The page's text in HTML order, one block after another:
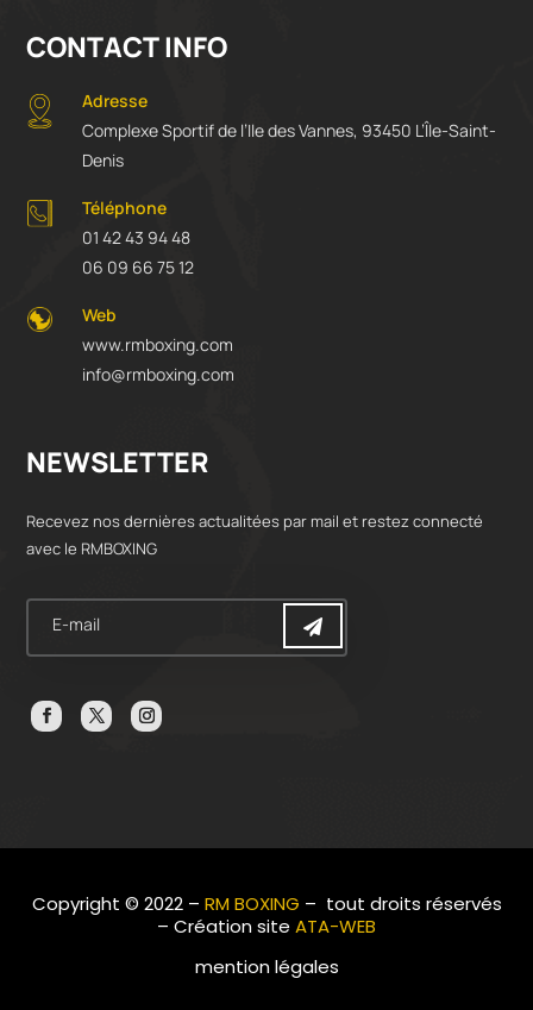
CONTACT INFO
Adresse
Complexe Sportif de l’Ile des Vannes, 93450 L’Île-Saint-
Denis
Téléphone
01 42 43 94 48
06 09 66 75 12
Web
www.rmboxing.com
info@rmboxing.com
NEWSLETTER
Recevez nos dernières actualitées par mail et restez connecté
avec le RMBOXING
Copyright © 2022 – RM BOXING – tout droits réservés
– Création site ATA-WEB
mention légales